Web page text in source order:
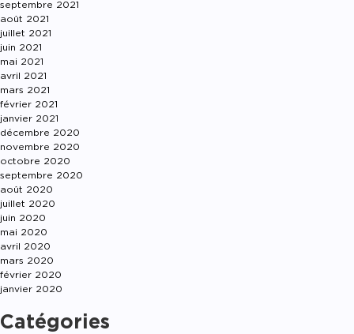
septembre 2021
août 2021
juillet 2021
juin 2021
mai 2021
avril 2021
mars 2021
février 2021
janvier 2021
décembre 2020
novembre 2020
octobre 2020
septembre 2020
août 2020
juillet 2020
juin 2020
mai 2020
avril 2020
mars 2020
février 2020
janvier 2020
Catégories